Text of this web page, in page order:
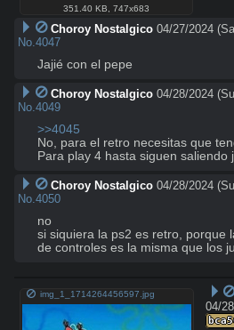
351.40 KB ,747x683
Choroy Nostalgico 04/27/2024
No. 4047
Jajié con el pepe
Choroy Nostalgico 04/28/2024
No. 4049
>>4045
No, para el retro necesitas que
Para play 4 hasta siguen saliendo
Choroy Nostalgico 04/28/2024
No. 4050
no
si siquiera la ps2 es retro, porque
de controles es la misma que los
img_1_1714264456597.jpg
04/